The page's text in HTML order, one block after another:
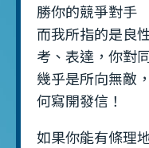
勝你的競爭對手
而我所指的是良
考、表達，你對
幾乎是所向無敵
何寫開發信！
如果你能有條理